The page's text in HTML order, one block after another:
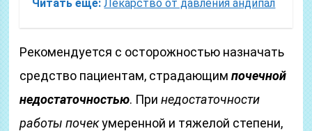
Читать еще: Лекарство от давления андипал
Рекомендуется с осторожностью назначать
средство пациентам, страдающимпочечной
недостаточностью. Принедостаточности
работы почекумеренной и тяжелой степени,